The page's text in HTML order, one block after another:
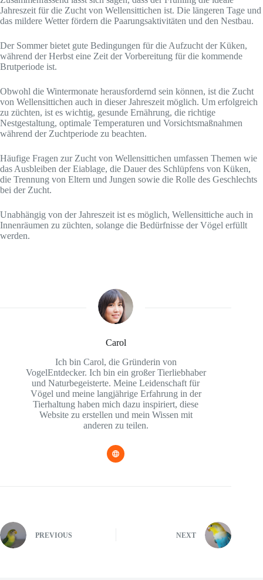
Jahreszeit für die Zucht von Wellensittichen ist. Die längeren Tage und
das mildere Wetter fördern die Paarungsaktivitäten und den Nestbau.
Der Sommer bietet gute Bedingungen für die Aufzucht der Küken,
während der Herbst eine Zeit der Vorbereitung für die kommende
Brutperiode ist.
Obwohl die Wintermonate herausfordernd sein können, ist die Zucht
von Wellensittichen auch in dieser Jahreszeit möglich. Um erfolgreich
zu züchten, ist es wichtig, gesunde Ernährung, die richtige
Nestgestaltung, optimale Temperaturen und Vorsichtsmaßnahmen
während der Zuchtperiode zu beachten.
Häufige Fragen zur Zucht von Wellensittichen umfassen Themen wie
das Ausbleiben der Eiablage, die Dauer des Schlüpfens von Küken,
die Trennung von Eltern und Jungen sowie die Rolle des Geschlechts
bei der Zucht.
Unabhängig von der Jahreszeit ist es möglich, Wellensittiche auch in
Innenräumen zu züchten, solange die Bedürfnisse der Vögel erfüllt
werden.
Carol
Ich bin Carol, die Gründerin von
VogelEntdecker. Ich bin ein großer Tierliebhaber
und Naturbegeisterte. Meine Leidenschaft für
Vögel und meine langjährige Erfahrung in der
Tierhaltung haben mich dazu inspiriert, diese
Website zu erstellen und mein Wissen mit
anderen zu teilen.
PREVIOUS NEXT